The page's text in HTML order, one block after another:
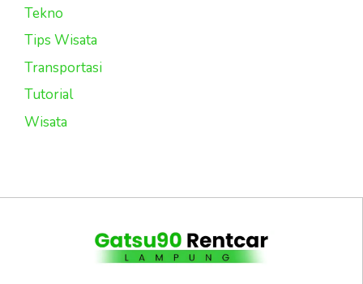
Tekno
Tips Wisata
Transportasi
Tutorial
Wisata